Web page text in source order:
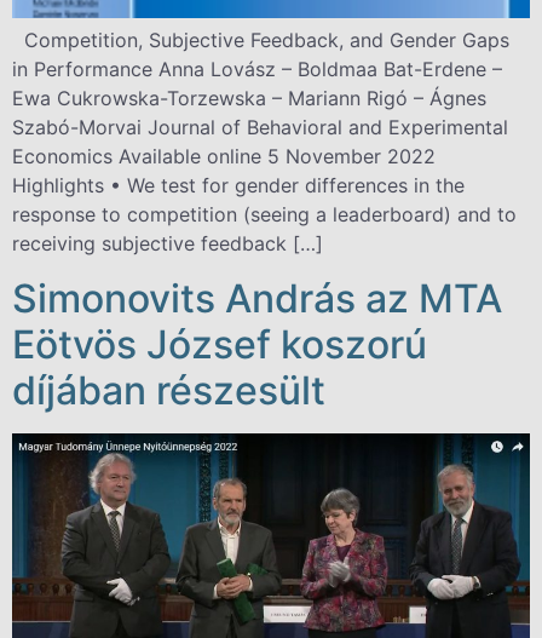
Competition, Subjective Feedback, and Gender Gaps
in Performance Anna Lovász – Boldmaa Bat-Erdene –
Ewa Cukrowska-Torzewska – Mariann Rigó – Ágnes
Szabó-Morvai Journal of Behavioral and Experimental
Economics Available online 5 November 2022
Highlights • We test for gender differences in the
response to competition (seeing a leaderboard) and to
receiving subjective feedback […]
Simonovits András az MTA
Eötvös József koszorú
díjában részesült